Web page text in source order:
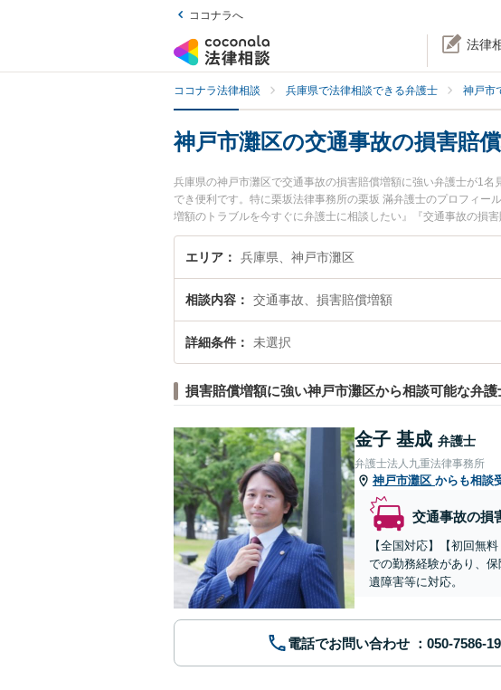
ココナラへ
法律
ココナラ法律相談 兵庫県で法律相談できる弁護士 神戸市
神戸市灘区の交通事故の損害賠
兵庫県の神戸市灘区で交通事故の損害賠償増額に強い弁護士が1
でき便利です。特に栗坂法律事務所の栗坂 滿弁護士のプロフィ
増額のトラブルを今すぐに弁護士に相談したい』『交通事故の損
法律相談できる神戸市灘区内の弁護士に相談予約したい』などで
エリア 兵庫県、神戸市灘区
相談内容 交通事故、損害賠償増額
詳細条件 未選択
損害賠償増額に強い神戸市灘区から相談可能な弁護
金子 基成 弁護士
弁護士法人九重法律事務所
神戸市灘区 からも相談
交通事故の損
【全国対応】【初回無
での勤務経験があり、
遺障害等に対応。
電話でお問い合わせ